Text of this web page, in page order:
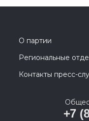
О партии
Региональные
Контакты пресс-
+7